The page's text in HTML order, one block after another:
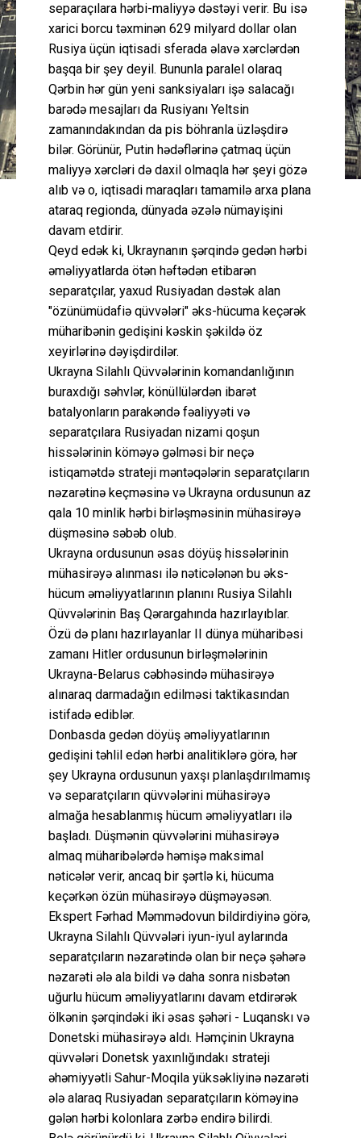
separaçılara hərbi-maliyyə dəstəyi verir. Bu isə
xarici borcu təxminən 629 milyard dollar olan
Rusiya üçün iqtisadi sferada əlavə xərclərdən
başqa bir şey deyil. Bununla paralel olaraq
Qərbin hər gün yeni sanksiyaları işə salacağı
barədə mesajları da Rusiyanı Yeltsin
zamanındakından da pis böhranla üzləşdirə
bilər. Görünür, Putin hədəflərinə çatmaq üçün
maliyyə xərcləri də daxil olmaqla hər şeyi gözə
alıb və o, iqtisadi maraqları tamamilə arxa plana
ataraq regionda, dünyada əzələ nümayişini
davam etdirir.
Qeyd edək ki, Ukraynanın şərqində gedən hərbi
əməliyyatlarda ötən həftədən etibarən
separatçılar, yaxud Rusiyadan dəstək alan
"özünümüdafiə qüvvələri" əks-hücuma keçərək
müharibənin gedişini kəskin şəkildə öz
xeyirlərinə dəyişdirdilər.
Ukrayna Silahlı Qüvvələrinin komandanlığının
buraxdığı səhvlər, könüllülərdən ibarət
batalyonların parakəndə fəaliyyəti və
separatçılara Rusiyadan nizami qoşun
hissələrinin köməyə gəlməsi bir neçə
istiqamətdə strateji məntəqələrin separatçıların
nəzarətinə keçməsinə və Ukrayna ordusunun az
qala 10 minlik hərbi birləşməsinin mühasirəyə
düşməsinə səbəb olub.
Ukrayna ordusunun əsas döyüş hissələrinin
mühasirəyə alınması ilə nəticələnən bu əks-
hücum əməliyyatlarının planını Rusiya Silahlı
Qüvvələrinin Baş Qərargahında hazırlayıblar.
Özü də planı hazırlayanlar II dünya müharibəsi
zamanı Hitler ordusunun birləşmələrinin
Ukrayna-Belarus cəbhəsində mühasirəyə
alınaraq darmadağın edilməsi taktikasından
istifadə ediblər.
Donbasda gedən döyüş əməliyyatlarının
gedişini təhlil edən hərbi analitiklərə görə, hər
şey Ukrayna ordusunun yaxşı planlaşdırılmamış
və separatçıların qüvvələrini mühasirəyə
almağa hesablanmış hücum əməliyyatları ilə
başladı. Düşmənin qüvvələrini mühasirəyə
almaq müharibələrdə həmişə maksimal
nəticələr verir, ancaq bir şərtlə ki, hücuma
keçərkən özün mühasirəyə düşməyəsən.
Ekspert Fərhad Məmmədovun bildirdiyinə görə,
Ukrayna Silahlı Qüvvələri iyun-iyul aylarında
separatçıların nəzarətində olan bir neçə şəhərə
nəzarəti ələ ala bildi və daha sonra nisbətən
uğurlu hücum əməliyyatlarını davam etdirərək
ölkənin şərqindəki iki əsas şəhəri - Luqanskı və
Donetski mühasirəyə aldı. Həmçinin Ukrayna
qüvvələri Donetsk yaxınlığındakı strateji
əhəmiyyətli Sahur-Moqila yüksəkliyinə nəzarəti
ələ alaraq Rusiyadan separatçıların köməyinə
gələn hərbi kolonlara zərbə endirə bilirdi.